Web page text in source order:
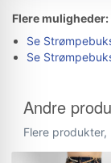
Flere muligheder:
Se
Se
Andre
Flere